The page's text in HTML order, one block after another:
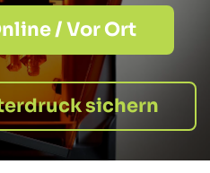
/ Vor Ort
sichern